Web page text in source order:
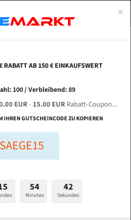
HBS 320 S-G für 4400 mm Bi-
Länge (mm):
+ Zahnteilung:
mm
×
RABATT AB 150 € EINKAUFSWERT
100 / Verbleibend: 89
EUR- 15.00 EURRabatt-Coupon...
IHREN GUTSCHEINCODE ZU KOPIEREN
SAEGE15
54
Minuten
41
Sekunden